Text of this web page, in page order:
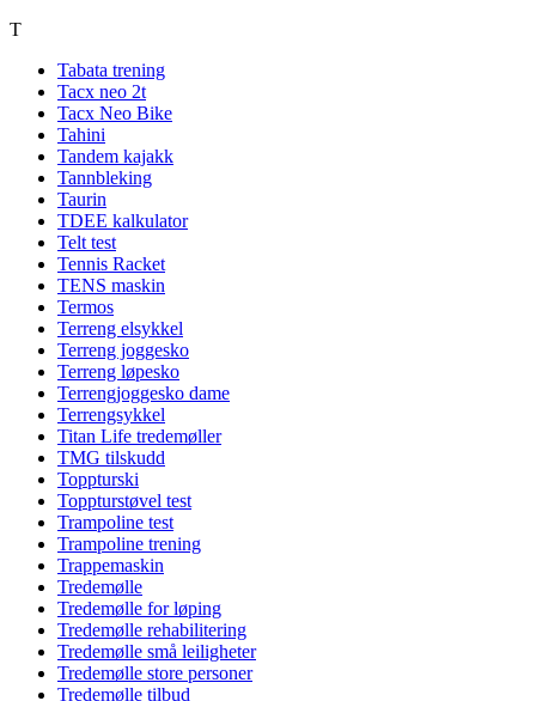
T
Tabata trening
Tacx neo 2t
Tacx Neo Bike
Tahini
Tandem kajakk
Tannbleking
Taurin
TDEE kalkulator
Telt test
Tennis Racket
TENS maskin
Termos
Terreng elsykkel
Terreng joggesko
Terreng løpesko
Terrengjoggesko dame
Terrengsykkel
Titan Life tredemøller
TMG tilskudd
Toppturski
Toppturstøvel test
Trampoline test
Trampoline trening
Trappemaskin
Tredemølle
Tredemølle for løping
Tredemølle rehabilitering
Tredemølle små leiligheter
Tredemølle store personer
Tredemølle tilbud